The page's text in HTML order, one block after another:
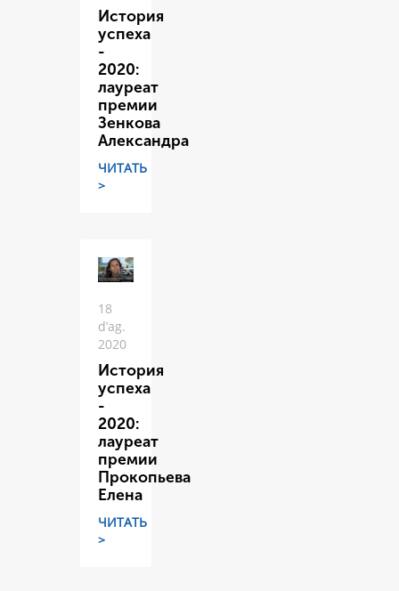
История
успеха
-
2020:
лауреат
премии
Зенкова
Александра
ЧИТАТЬ
>
18
d’ag.
2020
История
успеха
-
2020:
лауреат
премии
Прокопьева
Елена
ЧИТАТЬ
>